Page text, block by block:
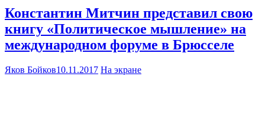
Константин Митчин представил свою
книгу «Политическое мышление» на
международном форуме в Брюсселе
Яков Бойков10.11.2017 На экране